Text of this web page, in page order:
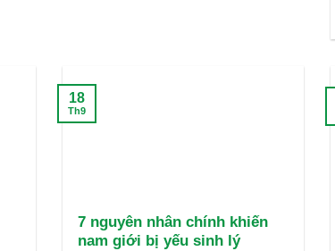
7 nguyên nhân chính khiến
nam giới bị yếu sinh lý
18
Th9